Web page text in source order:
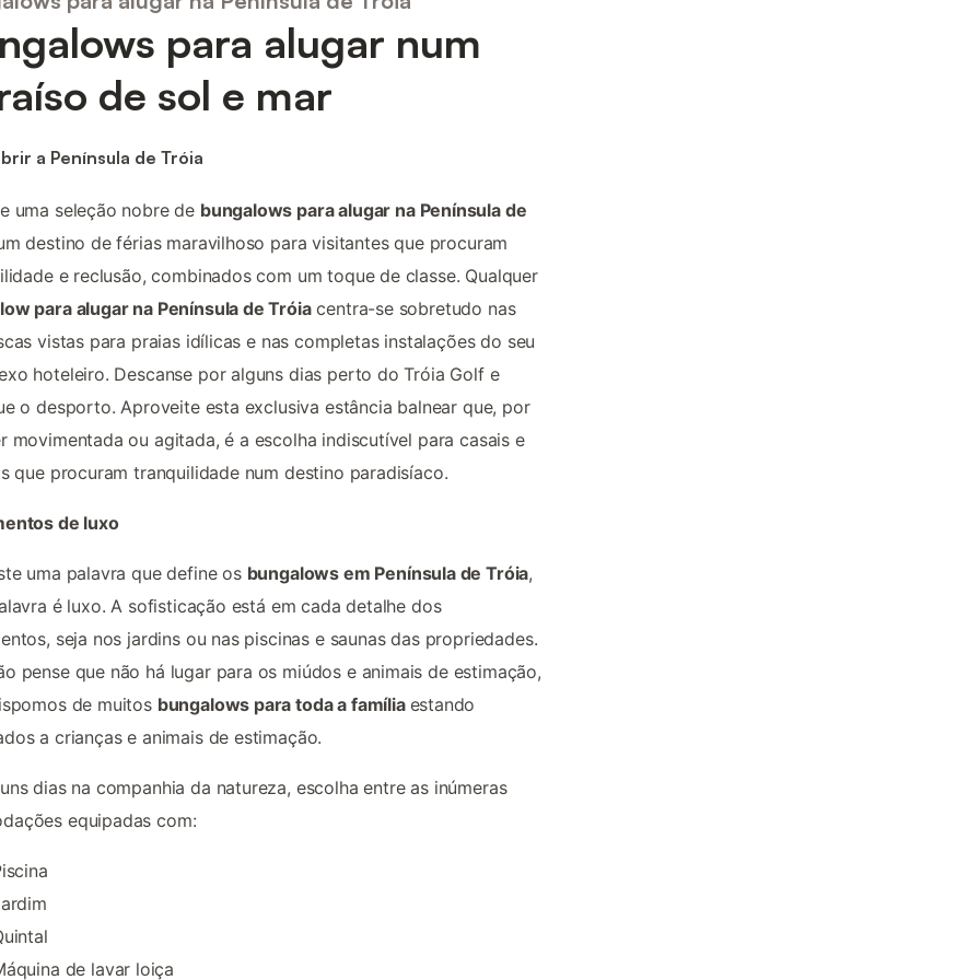
para alugar num
de sol e mar
a Península de Tróia
uma seleção nobre de bungalows para alugar na Península de
destino de férias maravilhoso para visitantes que procuram
e reclusão, combinados com um toque de classe. Qualquer
para alugar na Península de Tróiacentra-se sobretudo nas
vistas para praias idílicas e nas completas instalações do seu
hoteleiro. Descanse por alguns dias perto do Tróia Golf e
o desporto. Aproveite esta exclusiva estância balnear que, por
movimentada ou agitada, é a escolha indiscutível para casais e
que procuram tranquilidade num destino paradisíaco.
de luxo
uma palavra que define os bungalows em Península de Tróia,
é luxo. A sofisticação está em cada detalhe dos
seja nos jardins ou nas piscinas e saunas das propriedades.
pense que não há lugar para os miúdos e animais de estimação,
de muitos bungalows para toda a família estando
a crianças e animais de estimação.
dias na companhia da natureza, escolha entre as inúmeras
equipadas com:
de lavar loiça